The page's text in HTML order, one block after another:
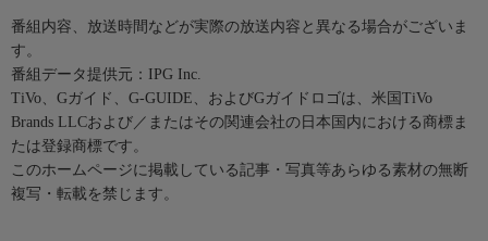
番組内容、放送時間などが実際の放送内容と異なる場合がございま
す。
番組データ提供元：IPG Inc.
TiVo、Gガイド、G-GUIDE、およびGガイドロゴは、米国TiVo
Brands LLCおよび／またはその関連会社の日本国内における商標ま
たは登録商標です。
このホームページに掲載している記事・写真等あらゆる素材の無断
複写・転載を禁じます。